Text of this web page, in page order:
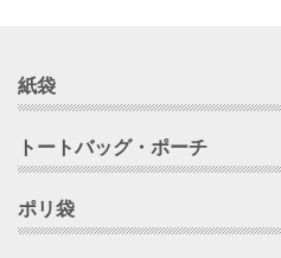
紙袋
トートバッグ・ポーチ
ポリ袋